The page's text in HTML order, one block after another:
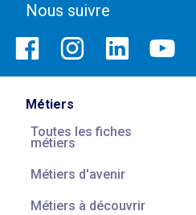
Nous suivre
Métiers
Toutes les fiches
métiers
Métiers d'avenir
Métiers à découvrir